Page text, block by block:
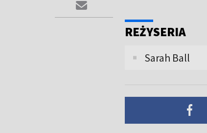
REŻYSERIA
Sarah Ball